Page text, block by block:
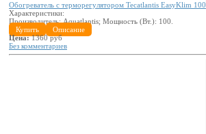
Обогреватель с терморегулятором Tecatlantis EasyKlim 100
Характеристики:
Производитель:Aquatlantis; Мощность (Вт.): 100
Купить
Описание
Цена:1360 руб
Без комментариев